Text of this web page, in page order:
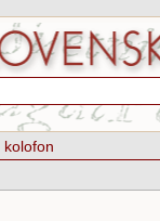
kolofon